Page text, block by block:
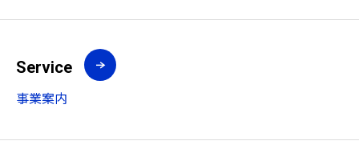
Service
事業案内